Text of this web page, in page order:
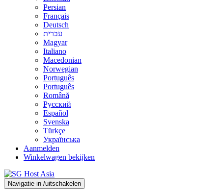
Persian
Français
Deutsch
עברית
Magyar
Italiano
Macedonian
Norwegian
Português
Português
Română
Русский
Español
Svenska
Türkçe
Українська
Aanmelden
Winkelwagen bekijken
Navigatie in-/uitschakelen